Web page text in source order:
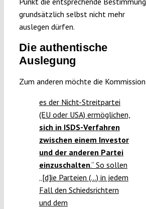
grundsätzlich selbst nicht mehr
auslegen dürfen.
Die authentische
Auslegung
Zum anderen möchte die Kommission
es der Nicht-Streitpartei
(EU oder USA) ermöglichen,
sich in ISDS-Verfahren
zwischen einem Investor
und der anderen Partei
einzuschalten.“ So sollen
„[d]ie Parteien (…) in jedem
Fall den Schiedsrichtern
und dem